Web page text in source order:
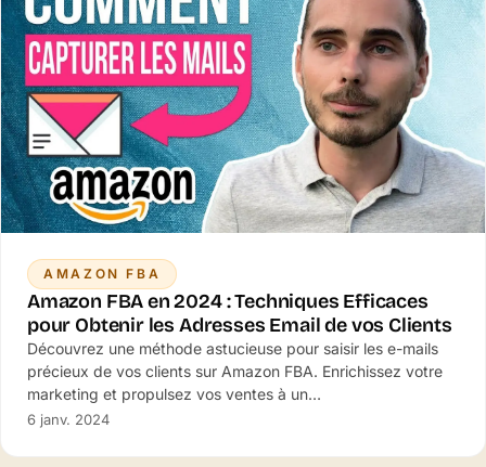
AMAZON FBA
Amazon FBA en 2024 : Techniques Efficaces
pour Obtenir les Adresses Email de vos Clients
Découvrez une méthode astucieuse pour saisir les e-mails
précieux de vos clients sur Amazon FBA. Enrichissez votre
marketing et propulsez vos ventes à un…
6 janv. 2024